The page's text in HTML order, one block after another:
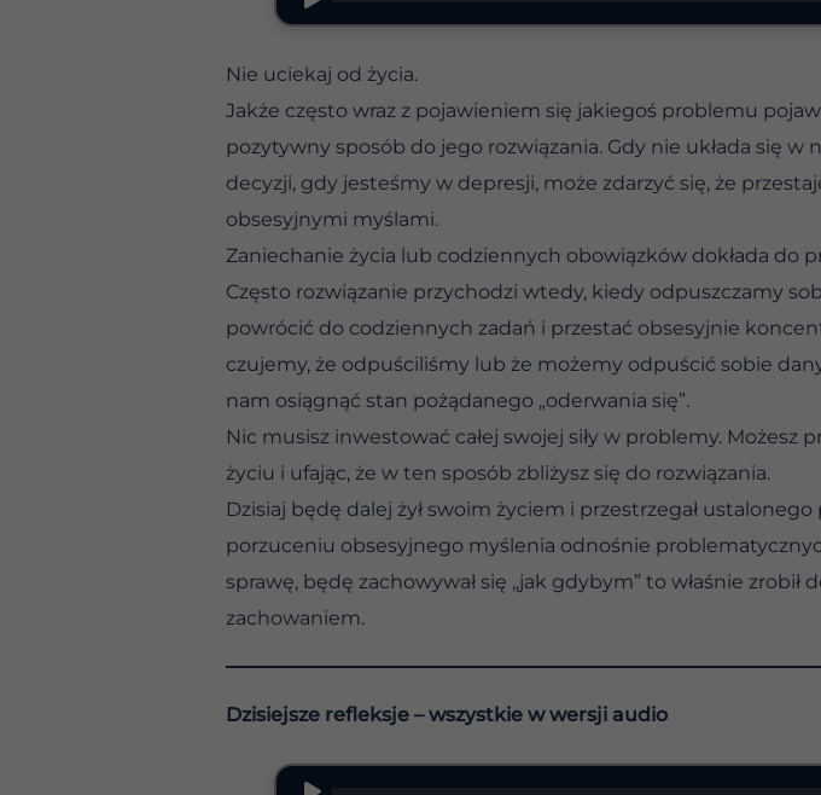
Nie uciekaj od życia.
Jakże często wraz z pojawieniem się jakiegoś problemu
pozytywny sposób do jego rozwiązania. Gdy nie układa się
decyzji, gdy jesteśmy w depresji, może zdarzyć się, że
obsesyjnymi myślami.
Zaniechanie życia lub codziennych obowiązków dokłada do
Często rozwiązanie przychodzi wtedy, kiedy odpuszczamy
powrócić do codziennych zadań i przestać obsesyjnie
czujemy, że odpuściliśmy lub że możemy odpuścić sobie
nam osiągnąć stan pożądanego „oderwania się”.
Nic musisz inwestować całej swojej siły w problemy.
życiu i ufając, że w ten sposób zbliżysz się do rozwiązania.
Dzisiaj będę dalej żył swoim życiem i przestrzegał
porzuceniu obsesyjnego myślenia odnośnie
sprawę, będę zachowywał się „jak gdybym” to właśnie
zachowaniem.
Dzisiejsze refleksje – wszystkie w wersji audio